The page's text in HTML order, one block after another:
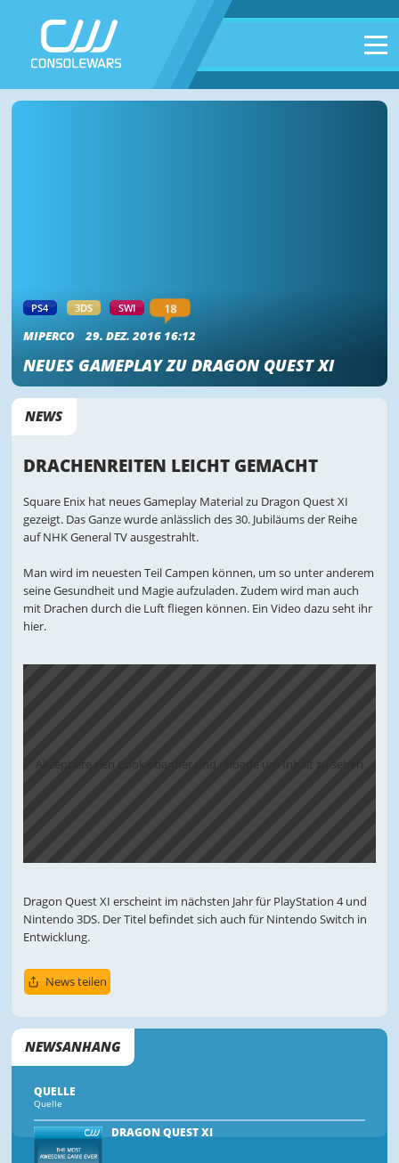
PS4 3DS SWI 18
MIPERCO 29. DEZ. 2016 16:12
NEUES GAMEPLAY ZU DRAGON QUEST XI
NEWS
DRACHENREITEN LEICHT GEMACHT
Square Enix hat neues Gameplay Material zu Dragon Quest XI
gezeigt. Das Ganze wurde anlässlich des 30. Jubiläums der Reihe
auf NHK General TV ausgestrahlt.
Man wird im neuesten Teil Campen können, um so unter anderem
seine Gesundheit und Magie aufzuladen. Zudem wird man auch
mit Drachen durch die Luft fliegen können. Ein Video dazu seht ihr
hier.
Akzeptiere den Cookiebanner und reloade um Inhalt zu sehen
Dragon Quest XI erscheint im nächsten Jahr für PlayStation 4 und
Nintendo 3DS. Der Titel befindet sich auch für Nintendo Switch in
Entwicklung.
News teilen
NEWSANHANG
QUELLE
Quelle
DRAGON QUEST XI